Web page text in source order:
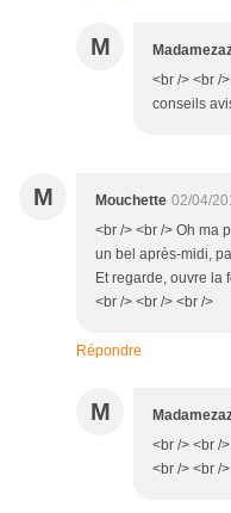
M
<br /> <br /
conseils
M Mouchette 02/04/
<br /> <br /> Oh ma
un bel après-midi,
Et regarde, ouvre la
<br /> <br /> <br />
Répondre
M
<br /> <br /
<br /> <br /